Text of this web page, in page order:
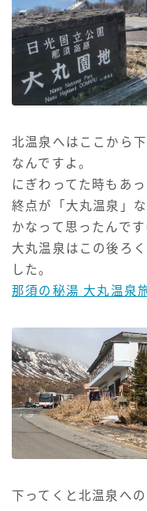
北温泉へはここから
なんですよ。
にぎわってた時もあ
終点が「大丸温泉」
かなって思ったんで
大丸温泉はこの後ろ
した。
那須の秘湯 大丸温泉
下ってくと北温泉へ